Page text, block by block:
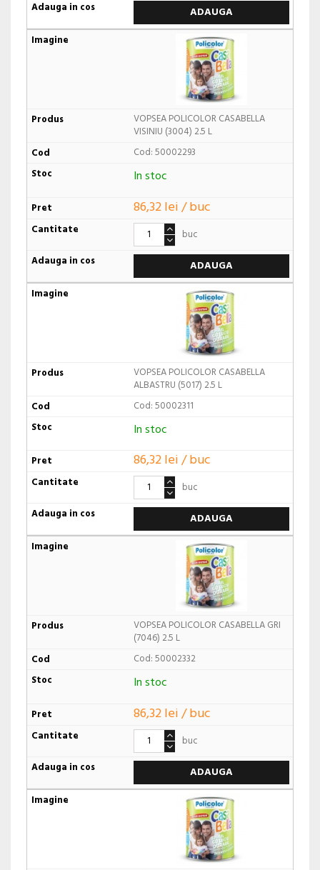
ADAUGA
VOPSEA POLICOLOR CASABELLA
VISINIU (3004) 2.5 L
Cod: 50002293
In stoc
86,32 lei / buc
buc
ADAUGA
VOPSEA POLICOLOR CASABELLA
ALBASTRU (5017) 2.5 L
Cod: 50002311
In stoc
86,32 lei / buc
buc
ADAUGA
VOPSEA POLICOLOR CASABELLA GRI
(7046) 2.5 L
Cod: 50002332
In stoc
86,32 lei / buc
buc
ADAUGA